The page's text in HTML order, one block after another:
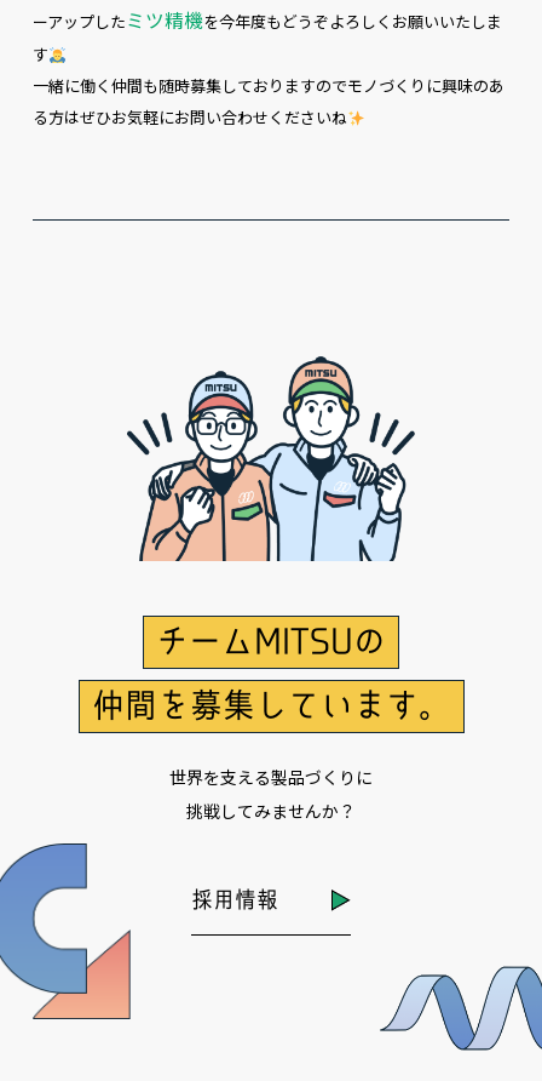
ーアップしたミツ精機を今年度もどうぞよろしくお願いいたしま
す
一緒に働く仲間も随時募集しておりますのでモノづくりに興味のあ
る方はぜひお気軽にお問い合わせくださいね
チームMITSUの
仲間を募集しています。
世界を支える製品づくりに
挑戦してみませんか？
採用情報